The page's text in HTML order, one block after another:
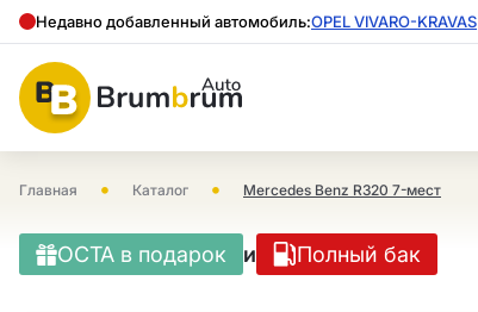
Недавно добавленный автомобиль:OPEL VIVARO-KRAVAS
Главная • Каталог • Mercedes Benz R320 7-мест
OCTA в подарок и Полный бак